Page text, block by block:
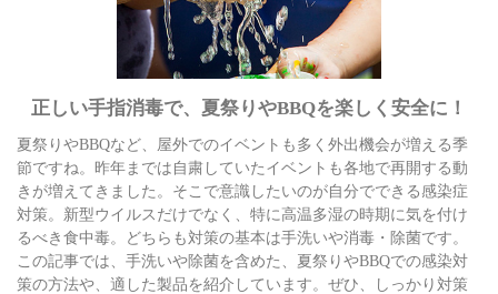
正しい手指消毒で、夏祭りやBBQを楽しく安全に！
夏祭りやBBQなど、屋外でのイベントも多く外出機会が増える季
節ですね。昨年までは自粛していたイベントも各地で再開する動
きが増えてきました。そこで意識したいのが自分でできる感染症
対策。新型ウイルスだけでなく、特に高温多湿の時期に気を付け
るべき食中毒。どちらも対策の基本は手洗いや消毒・除菌です。
この記事では、手洗いや除菌を含めた、夏祭りやBBQでの感染対
策の方法や、適した製品を紹介しています。ぜひ、しっかり対策